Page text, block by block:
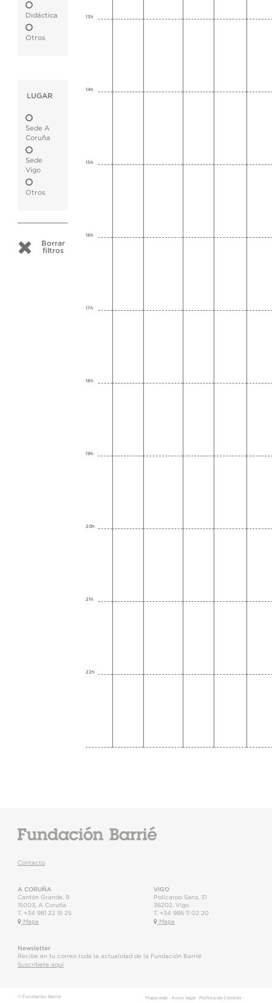
Didáctica
Otros
LUGAR
Sede A
Coruña
Sede
Vigo
Otros
Borrar
filtros
13h
14h
15h
16h
17h
18h
19h
20h
21h
22h
Contacto
A CORUÑA
Cantón Grande, 9
15003
A Coruña
T. +34 981 22 15 25
Mapa
VIGO
Policarpo Sanz, 31
36202 Vigo
T. +34 986 11 02 20
Mapa
Newsletter
Recibe en tu correo toda la actualidad de la Fundación Barrié
Suscríbete aquí
© Fundación Barrié Mapa web· Aviso legal · Política de Cookies ·